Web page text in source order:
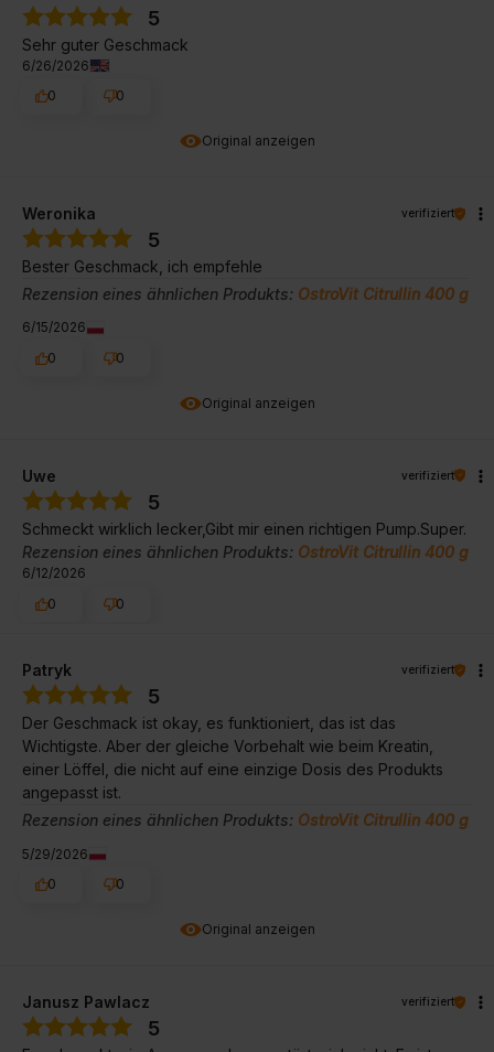
Original anzeigen
5
Sehr guter Geschmack
6/26/2026
0
0
Original anzeigen
Weronika verifiziert
5
Bester Geschmack, ich empfehle
Rezension eines ähnlichen Produkts: OstroVit Citrullin 400 g
6/15/2026
0
0
Uwe verifiziert
5
Schmeckt wirklich lecker,Gibt mir einen richtigen Pump.Super.
Rezension eines ähnlichen Produkts: OstroVit Citrullin 400 g
6/12/2026
0
0
Original anzeigen
Patryk verifiziert
5
Der Geschmack ist okay, es funktioniert, das ist das
Wichtigste. Aber der gleiche Vorbehalt wie beim Kreatin,
einer Löffel, die nicht auf eine einzige Dosis des Produkts
angepasst ist.
Rezension eines ähnlichen Produkts: OstroVit Citrullin 400 g
5/29/2026
0
0
Janusz Pawlacz verifiziert
5